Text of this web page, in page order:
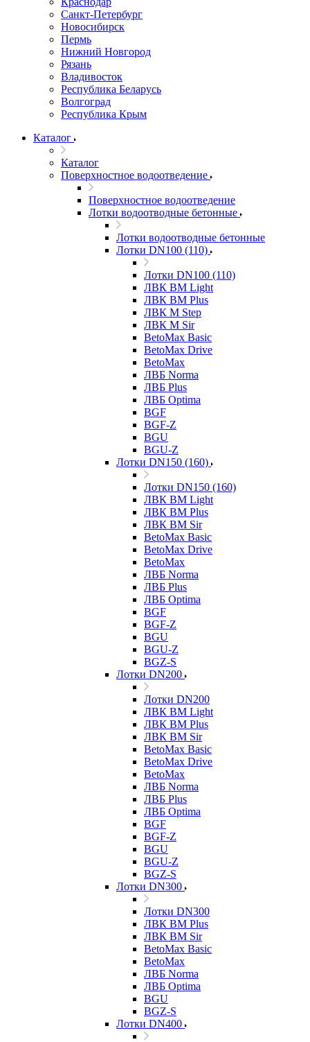
Санкт-Петербург
Новосибирск
Пермь
Нижний Новгород
Рязань
Владивосток
Республика Беларусь
Волгоград
Республика Крым
Каталог
Каталог
Поверхностное водоотведение
Поверхностное водоотведение
Лотки водоотводные бетонные
Лотки водоотводные бетонные
Лотки DN100 (110)
Лотки DN100 (110)
ЛВК ВМ Light
ЛВК ВМ Plus
ЛВК М Step
ЛВК М Sir
BetoMax Basic
BetoMax Drive
BetoMax
ЛВБ Norma
ЛВБ Plus
ЛВБ Optima
BGF
BGF-Z
BGU
BGU-Z
Лотки DN150 (160)
Лотки DN150 (160)
ЛВК ВМ Light
ЛВК ВМ Plus
ЛВК ВМ Sir
BetoMax Basic
BetoMax Drive
BetoMax
ЛВБ Norma
ЛВБ Plus
ЛВБ Optima
BGF
BGF-Z
BGU
BGU-Z
BGZ-S
Лотки DN200
Лотки DN200
ЛВК ВМ Light
ЛВК ВМ Plus
ЛВК ВМ Sir
BetoMax Basic
BetoMax Drive
BetoMax
ЛВБ Norma
ЛВБ Plus
ЛВБ Optima
BGF
BGF-Z
BGU
BGU-Z
BGZ-S
Лотки DN300
Лотки DN300
ЛВК ВМ Plus
ЛВК ВМ Sir
BetoMax Basic
BetoMax
ЛВБ Norma
ЛВБ Optima
BGU
BGZ-S
Лотки DN400